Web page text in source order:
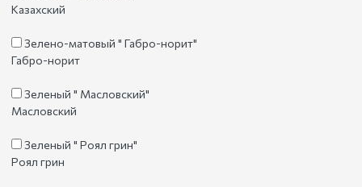
Казахский
Зелено-матовый " Габро-норит"
Габро-норит
Зеленый " Масловский"
Масловский
Зеленый " Роял грин"
Роял грин